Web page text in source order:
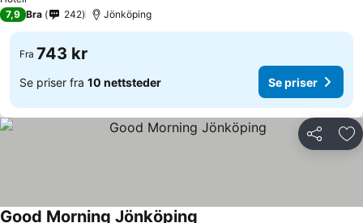
7,9 Bra 242 Jönköping
Fra 743 kr
Se priser fra 10 nettsteder Se priser
Del
Good Morning Jönköping